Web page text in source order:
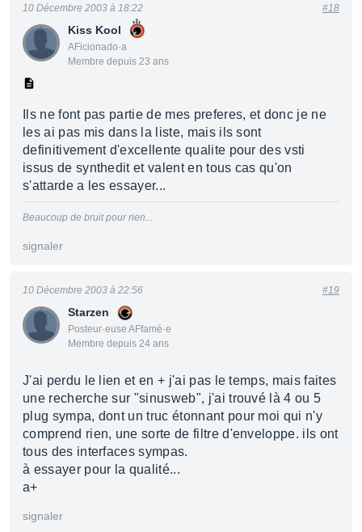
Kiss Kool
AFicionado·a
Membre depuis 23 ans
10 Décembre 2003 à 18:22 #18
Ils ne font pas partie de mes preferes, et donc je ne
les ai pas mis dans la liste, mais ils sont
definitivement d'excellente qualite pour des vsti
issus de synthedit et valent en tous cas qu'on
s'attarde a les essayer...
Beaucoup de bruit pour rien...
signaler
Starzen
Posteur·euse AFfamé·e
Membre depuis 24 ans
10 Décembre 2003 à 22:56 #19
J'ai perdu le lien et en + j'ai pas le temps, mais faites
une recherche sur "sinusweb", j'ai trouvé là 4 ou 5
plug sympa, dont un truc étonnant pour moi qui n'y
comprend rien, une sorte de filtre d'enveloppe. ils ont
tous des interfaces sympas.
à essayer pour la qualité...
a+
signaler